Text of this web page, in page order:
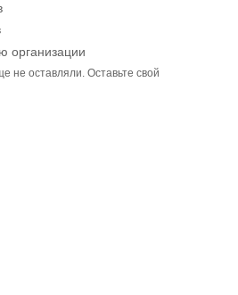
организации
не оставляли. Оставьте свой